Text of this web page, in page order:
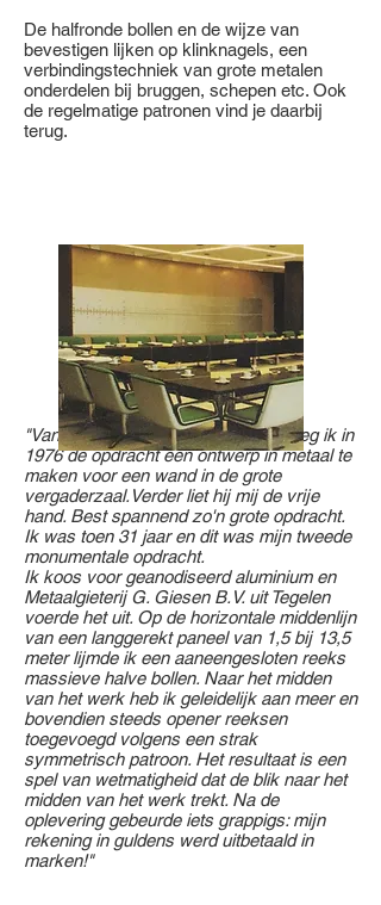
De halfronde bollen en de wijze van
bevestigen lijken op klinknagels, een
verbindingstechniek van grote metalen
onderdelen bij bruggen, schepen etc. Ook
de regelmatige patronen vind je daarbij
terug.
"Van architect Alexander Bodon kreeg ik in
1976 de opdracht een ontwerp in metaal te
maken voor een wand in de grote
vergaderzaal.Verder liet hij mij de vrije
hand. Best spannend zo'n grote opdracht.
Ik was toen 31 jaar en dit was mijn tweede
monumentale opdracht.
Ik koos voor geanodiseerd aluminium en
Metaalgieterij G. Giesen B.V. uit Tegelen
voerde het uit. Op de horizontale middenlijn
van een langgerekt paneel van 1,5 bij 13,5
meter lijmde ik een aaneengesloten reeks
massieve halve bollen. Naar het midden
van het werk heb ik geleidelijk aan meer en
bovendien steeds opener reeksen
toegevoegd volgens een strak
symmetrisch patroon. Het resultaat is een
spel van wetmatigheid dat de blik naar het
midden van het werk trekt. Na de
oplevering gebeurde iets grappigs: mijn
rekening in guldens werd uitbetaald in
marken!"